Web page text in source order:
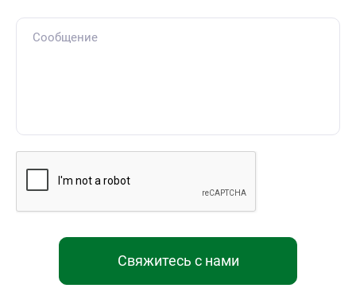
Свяжитесь с нами